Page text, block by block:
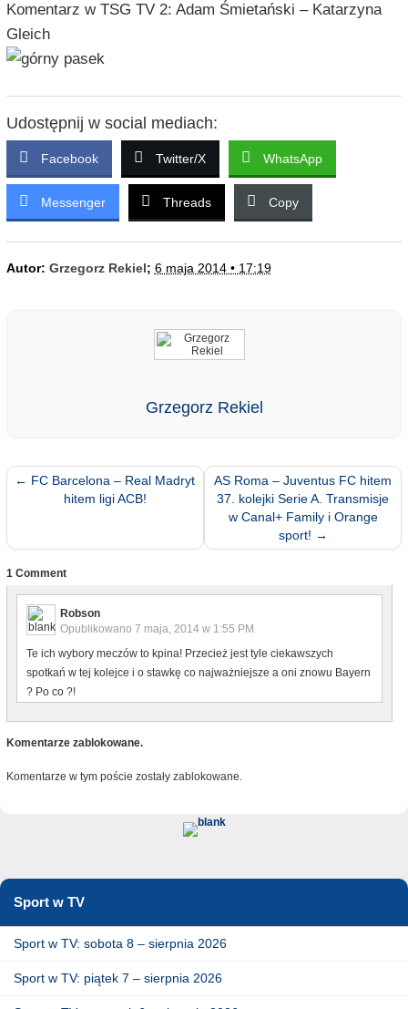
Komentarz w TSG TV 2: Adam Śmietański – Katarzyna
Gleich
Udostępnij w social mediach:
Facebook Twitter/X WhatsApp
Messenger Threads Copy
Autor: Grzegorz Rekiel; 6 maja 2014 • 17:19
Grzegorz Rekiel
← FC Barcelona – Real Madryt
hitem ligi ACB!
AS Roma – Juventus FC hitem
37. kolejki Serie A. Transmisje
w Canal+ Family i Orange
sport! →
1 Comment
Robson
Opublikowano 7 maja, 2014 w 1:55 PM
Te ich wybory meczów to kpina! Przecież jest tyle ciekawszych
spotkań w tej kolejce i o stawkę co najważniejsze a oni znowu Bayern
? Po co ?!
Komentarze zablokowane.
Komentarze w tym poście zostały zablokowane.
Sport w TV
Sport w TV: sobota 8 – sierpnia 2026
Sport w TV: piątek 7 – sierpnia 2026